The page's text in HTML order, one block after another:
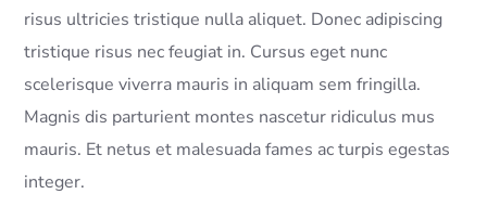
risus ultricies tristique nulla aliquet. Donec adipiscing
tristique risus nec feugiat in. Cursus eget nunc
scelerisque viverra mauris in aliquam sem fringilla.
Magnis dis parturient montes nascetur ridiculus mus
mauris. Et netus et malesuada fames ac turpis egestas
integer.